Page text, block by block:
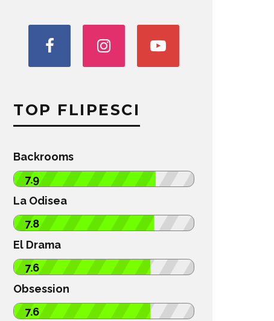
TOP FLIPESCI
Backrooms
7.9
La Odisea
7.8
El Drama
7.6
Obsession
7.6